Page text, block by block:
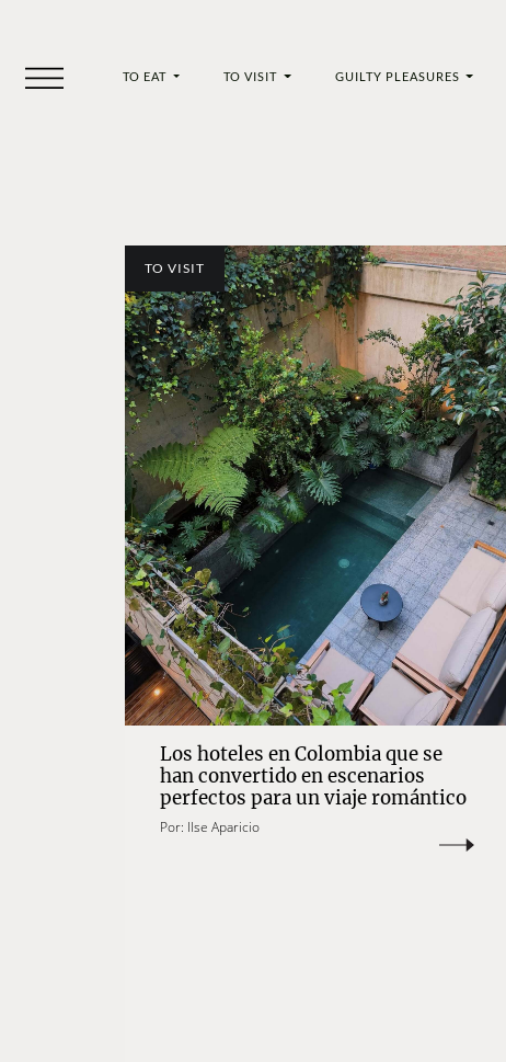
TO EAT TO VISIT GUILTY PLEASURES
TO VISIT
Los hoteles en Colombia que se
han convertido en escenarios
perfectos para un viaje romántico
Por: Ilse Aparicio